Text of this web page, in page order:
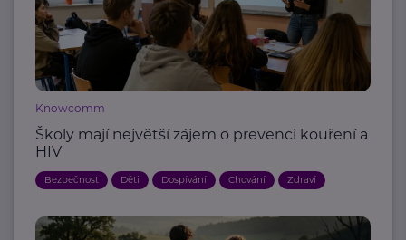
Knowcomm
Školy mají největší zájem o prevenci kouření a
HIV
Bezpečnost Děti Dospívání Chování Zdraví